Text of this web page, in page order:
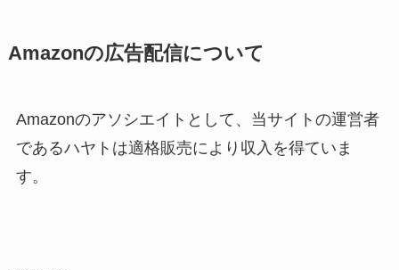
Amazonの広告配信について
Amazonのアソシエイトとして、当サイトの運営者
であるハヤトは適格販売により収入を得ていま
す。